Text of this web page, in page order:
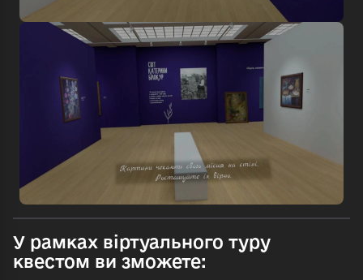
У рамках віртуального туру
квестом ви зможете: